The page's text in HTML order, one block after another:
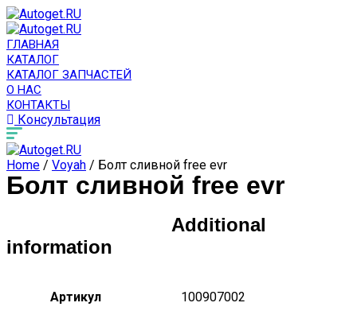
ГЛАВНАЯ
КАТАЛОГ
КАТАЛОГ ЗАПЧАСТЕЙ
О НАС
КОНТАКТЫ
Консультация
Home / Voyah / Болт сливной free evr
Болт сливной free evr
Additional
information
Артикул 100907002